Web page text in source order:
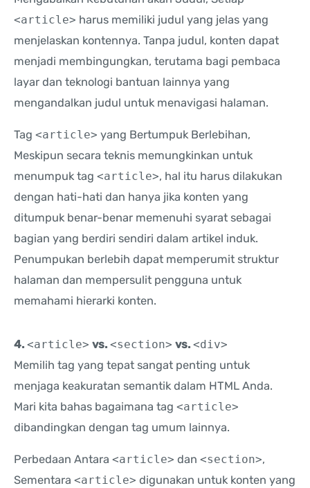
<article> harus memiliki judul yang jelas yang
menjelaskan kontennya. Tanpa judul, konten dapat
menjadi membingungkan, terutama bagi pembaca
layar dan teknologi bantuan lainnya yang
mengandalkan judul untuk menavigasi halaman.
Tag <article> yang Bertumpuk Berlebihan,
Meskipun secara teknis memungkinkan untuk
menumpuk tag <article>, hal itu harus dilakukan
dengan hati-hati dan hanya jika konten yang
ditumpuk benar-benar memenuhi syarat sebagai
bagian yang berdiri sendiri dalam artikel induk.
Penumpukan berlebih dapat memperumit struktur
halaman dan mempersulit pengguna untuk
memahami hierarki konten.
4. <article> vs. <section> vs. <div>
Memilih tag yang tepat sangat penting untuk
menjaga keakuratan semantik dalam HTML Anda.
Mari kita bahas bagaimana tag <article>
dibandingkan dengan tag umum lainnya.
Perbedaan Antara <article> dan <section>,
Sementara <article> digunakan untuk konten yang